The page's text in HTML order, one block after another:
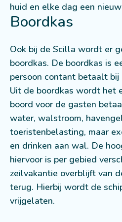
huid en elke dag een
Boordkas
Ook bij de Scilla wordt er
boordkas. De boordkas is
persoon contant betaalt bij
Uit de boordkas wordt het
boord voor de gasten
water, walstroom,
toeristenbelasting, maar
en drinken aan wal. De
hiervoor is per gebied
zeilvakantie overblijft van
terug. Hierbij wordt de
vrijgelaten.